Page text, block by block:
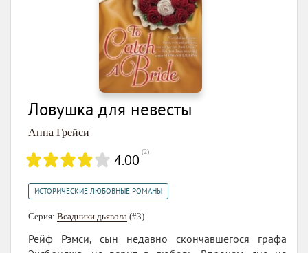
Ловушка для невесты
Анна Грейси
4.00 (2)
ИСТОРИЧЕСКИЕ ЛЮБОВНЫЕ РОМАНЫ
Серия: Всадники дьявола (#3)
Рейф Рэмси, сын недавно скончавшегося графа